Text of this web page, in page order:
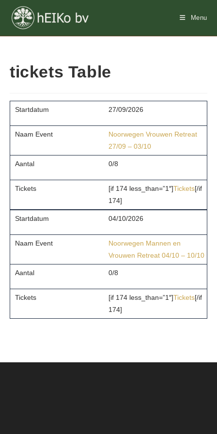
naar
inhoud
Menu
tickets Table
27/09/2026
Noorwegen Vrouwen Retreat
27/09 – 03/10
0/8
[if 174 less_than=”1″]Tickets[/if
174]
04/10/2026
Noorwegen Mannen en
Vrouwen Retreat 04/10 – 10/10
0/8
[if 174 less_than=”1″]Tickets[/if
174]